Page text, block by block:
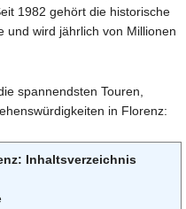
1982 gehört die historische
und wird jährlich von Millionen
spannendsten Touren,
in Florenz:
Inhaltsverzeichnis